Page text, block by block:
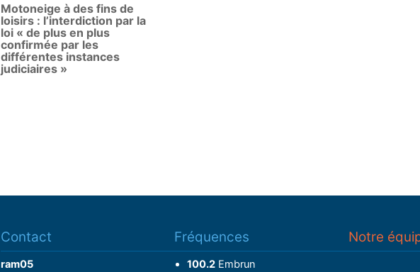
Motoneige à des fins de
loisirs : l’interdiction par la
loi « de plus en plus
confirmée par les
différentes instances
judiciaires »
Contact
ram05
Fréquences
100.2Embrun
Notre